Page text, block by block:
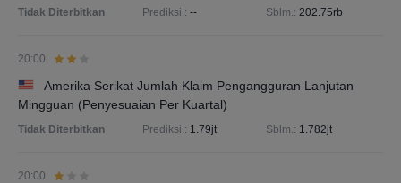
Tidak Diterbitkan Prediksi.: -- Sblm.: 202.75rb
20:00
Amerika Serikat Jumlah Klaim Pengangguran Lanjutan
Mingguan (Penyesuaian Per Kuartal)
Tidak Diterbitkan Prediksi.: 1.79jt Sblm.: 1.782jt
20:00